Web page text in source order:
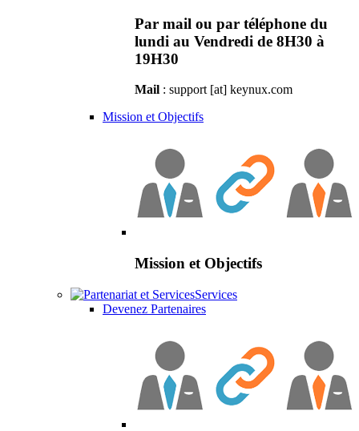
Par mail ou par téléphone du
lundi au Vendredi de 8H30 à
19H30
Mail : support [at] keynux.com
Mission et Objectifs
Mission et Objectifs
Services
Devenez Partenaires